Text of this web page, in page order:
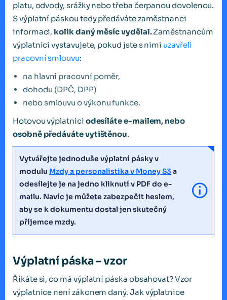
platu, odvody, srážky nebo třeba čerpanou dovolenou.
S výplatní páskou tedy předáváte zaměstnanci
informaci, kolik daný měsíc vydělal.Zaměstnancům
výplatnici vystavujete, pokud jste s nimi uzavřeli
pracovní smlouvu:
na hlavní pracovní poměr,
dohodu (DPČ, DPP)
nebo smlouvu o výkonu funkce.
Hotovou výplatnici odesíláte e-mailem, nebo
osobně předáváte vytištěnou.
Vytvářejte jednoduše výplatní pásky v
modulu Mzdy a personalistika v Money S3 a
odesílejte je na jedno kliknutí v PDF do e-
mailu. Navíc je můžete zabezpečit heslem,
aby se k dokumentu dostal jen skutečný
příjemce mzdy.
Výplatní páska – vzor
Říkáte si, co má výplatní páska obsahovat? Vzor
výplatnice není zákonem daný. Jak výplatnice